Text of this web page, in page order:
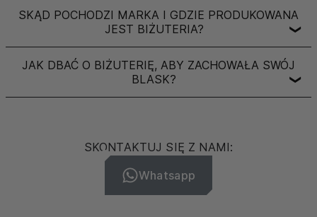
SKĄD POCHODZI MARKA I GDZIE PRODUKOWANA
JEST BIŻUTERIA?
❯
JAK DBAĆ O BIŻUTERIĘ, ABY ZACHOWAŁA SWÓJ
BLASK?
❯
SKONTAKTUJ SIĘ Z NAMI:
Whatsapp